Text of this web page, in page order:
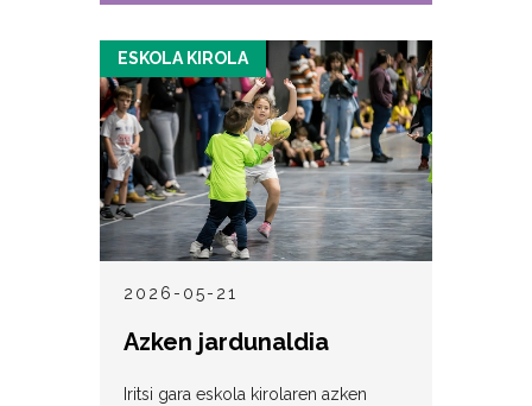
2026-05-21
ESKOLA KIROLA
Azken jardunaldia
Iritsi gara eskola kirolaren azken